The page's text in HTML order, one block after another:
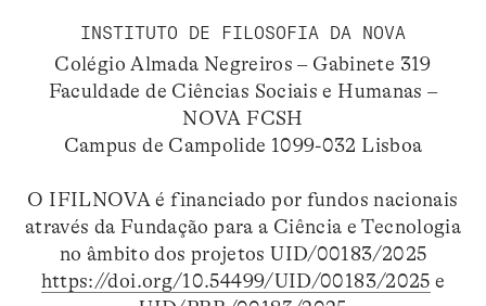
INSTITUTO DE FILOSOFIA DA NOVA
Colégio Almada Negreiros – Gabinete 319
Faculdade de Ciências Sociais e Humanas –
NOVA FCSH
Campus de Campolide 1099-032 Lisboa
O IFILNOVA é financiado por fundos nacionais
através da Fundação para a Ciência e Tecnologia
no âmbito dos projetos UID/00183/2025
https://doi.org/10.54499/UID/00183/2025 e